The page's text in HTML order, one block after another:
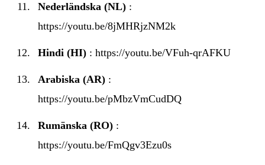
Nederländska (NL) :
https://youtu.be/8jMHRjzNM2k
Hindi (HI) : https://youtu.be/VFuh-qrAFKU
Arabiska (AR) :
https://youtu.be/pMbzVmCudDQ
Rumänska (RO) :
https://youtu.be/FmQgv3Ezu0s